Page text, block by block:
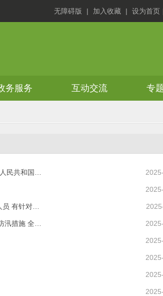
无障碍版 | 加入收藏 | 设为首页
务服务 互动交流 专
民共和国…
有针对…
汛措施 全…